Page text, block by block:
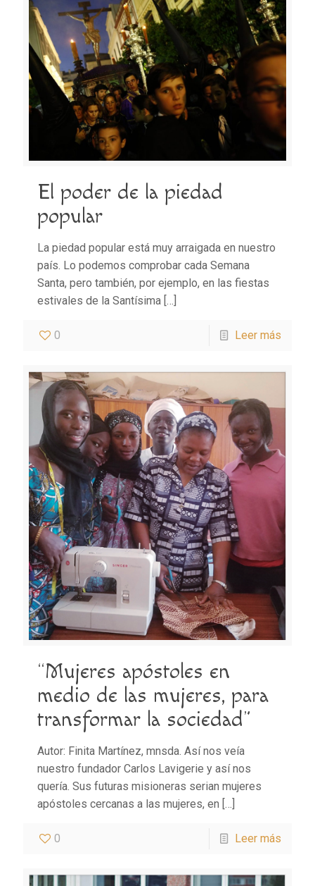
El poder de la piedad
popular
La piedad popular está muy arraigada en nuestro
país. Lo podemos comprobar cada Semana
Santa, pero también, por ejemplo, en las fiestas
estivales de la Santísima […]
0 Leer más
“Mujeres apóstoles en
medio de las mujeres, para
transformar la sociedad”
Autor: Finita Martínez, mnsda. Así nos veía
nuestro fundador Carlos Lavigerie y así nos
quería. Sus futuras misioneras serian mujeres
apóstoles cercanas a las mujeres, en […]
0 Leer más